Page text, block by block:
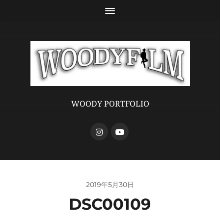
WOODY PORTFOLIO
2019年5月30日
DSC00109